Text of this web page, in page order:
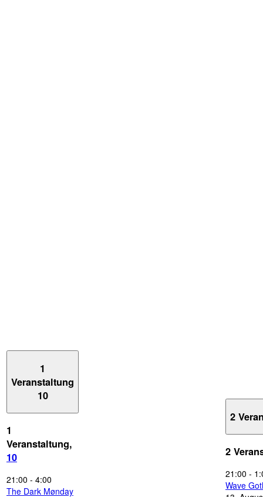
1
Veranstaltung
10
1
Veranstaltung,
10
21:00 - 4:00
The Dark Mønday
2
2
21:00 -
Wave